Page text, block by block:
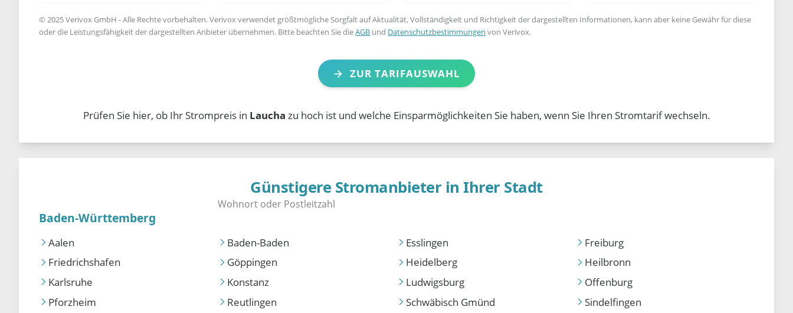
© 2025 Verivox GmbH - Alle Rechte vorbehalten. Verivox verwendet größtmögliche Sorgfalt auf Aktualität, Vollständigkeit und Richtigkeit der dargestellten Informationen, kann aber keine Gewähr für diese
oder die Leistungsfähigkeit der dargestellten Anbieter übernehmen. Bitte beachten Sie dieAGB und Datenschutzbestimmungen von Verivox.
ZUR TARIFAUSWAHL
Prüfen Sie hier, ob Ihr Strompreis in Laucha zu hoch ist und welche Einsparmöglichkeiten Sie haben, wenn Sie Ihren Stromtarif wechseln.
Günstigere Stromanbieter in Ihrer Stadt
Baden-Württemberg
Aalen Baden-Baden Esslingen
Freiburg
Friedrichshafen
Göppingen Heidelberg
Heilbronn
Karlsruhe
Konstanz Ludwigsburg
Offenburg
Pforzheim
Reutlingen Schwäbisch Gmünd
Sindelfingen